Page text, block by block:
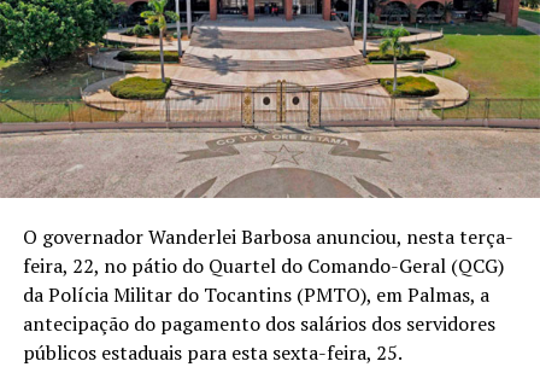
O governador Wanderlei Barbosa anunciou, nesta terça-
feira, 22, no pátio do Quartel do Comando-Geral (QCG)
da Polícia Militar do Tocantins (PMTO), em Palmas, a
antecipação do pagamento dos salários dos servidores
públicos estaduais para esta sexta-feira, 25.